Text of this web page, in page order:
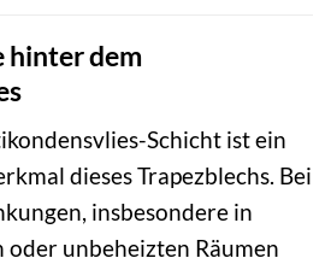
hinter dem
Schicht ist ein
dieses Trapezblechs. Bei
insbesondere in
unbeheizten Räumen